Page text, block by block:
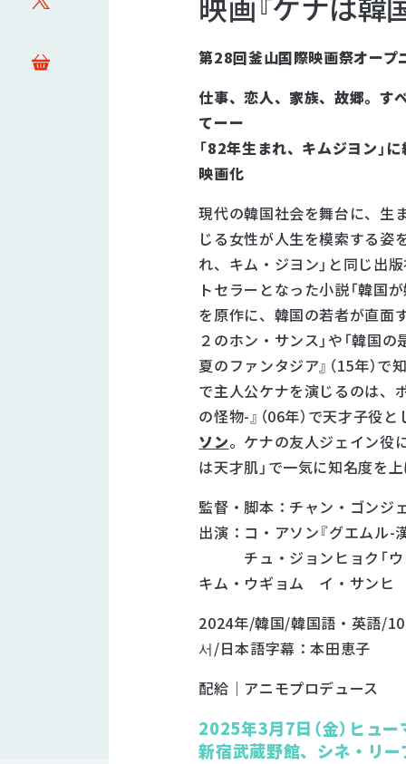
PRODUCTS
ステージ
DISTRIBUTIONS
SOUND
第28回釜山国際映画祭オープ
仕事、恋人、家族、故郷。す
てーー
「82年生まれ、キムジヨン」
映画化
現代の韓国社会を舞台に、生
じる女性が人生を模索する姿
れ、キム・ジヨン」と同じ出
トセラーとなった小説「韓国
を原作に、韓国の若者が直面
２のホン・サンス」や「韓国
夏のファンタジア』（15年）で
で主人公ケナを演じるのは、
の怪物-』（06年）で天才子役
ソン。ケナの友人ジェイン役
は天才肌」で一気に知名度を
監督・脚本：チャン・ゴンジ
出演：コ・アソン『グエムル-
チュ・ジョンヒョク「ウ
キム・ウギョム イ・サン
2024年/韓国/韓国語・英語/
서/日本語字幕：本田恵子
配給｜アニモプロデュース
2025年3月7日（金）ヒュ
新宿武蔵野館、シネ・リ